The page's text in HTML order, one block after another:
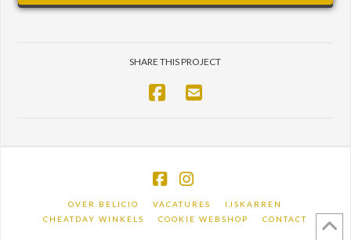
SHARE THIS PROJECT
OVER BELICIO VACATURES
IJSKARREN
CHEATDAY WINKELS
COOKIE WEBSHOP CONTACT